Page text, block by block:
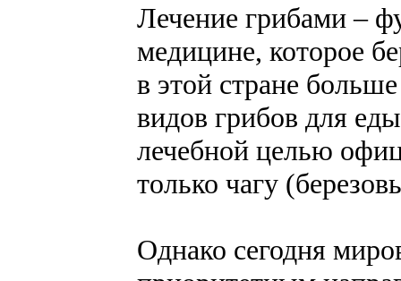
Лечение грибами –
медицине, которое
в этой стране
видов грибов для
лечебной целью
только чагу
Однако сегодня